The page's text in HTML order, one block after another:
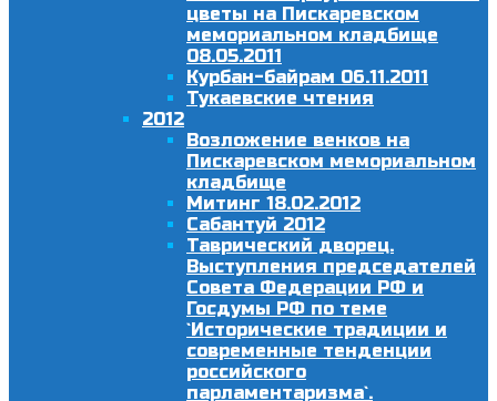
цветы на Пискаревском
мемориальном кладбище
08.05.2011
Курбан-байрам 06.11.2011
Тукаевские чтения
2012
Возложение венков на
Пискаревском мемориальном
кладбище
Митинг 18.02.2012
Сабантуй 2012
Таврический дворец.
Выступления председателей
Совета Федерации РФ и
Госдумы РФ по теме
`Исторические традиции и
современные тенденции
российского
парламентаризма`.